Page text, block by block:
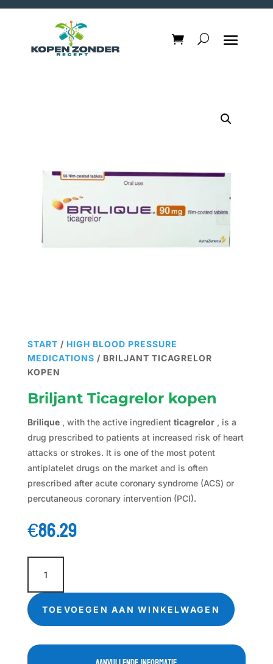
START / HIGH BLOOD PRESSURE
MEDICATIONS / BRILJANT TICAGRELOR
KOPEN
Briljant Ticagrelor kopen
Brilique, with the active ingredient ticagrelor, is a
drug prescribed to patients at increased risk of heart
attacks or strokes. It is one of the most potent
antiplatelet drugs on the market and is often
prescribed after acute coronary syndrome (ACS) or
percutaneous coronary intervention (PCI).
€86.29
Briljant
Ticagrelor
kopen
aantalTOEVOEGEN AAN WINKELWAGEN